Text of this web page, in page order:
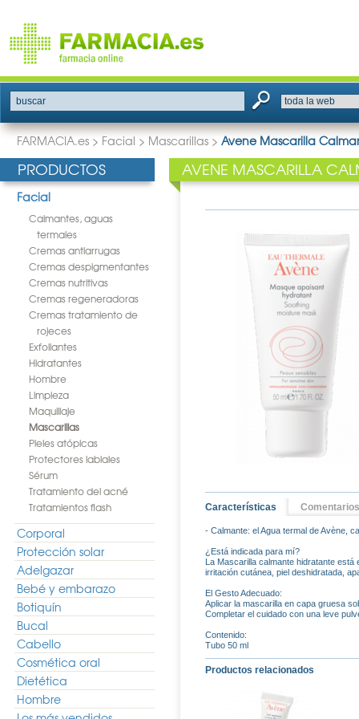
buscar
FARMACIA.es > Facial > Mascarillas > Avene Mascarilla
PRODUCTOS
Facial
Calmantes, aguas
termales
Cremas antiarrugas
Cremas despigmentantes
Cremas nutritivas
Cremas regeneradoras
Cremas tratamiento de
rojeces
Exfoliantes
Hidratantes
Hombre
Limpieza
Maquillaje
Mascarillas
Pieles atópicas
Protectores labiales
Sérum
Tratamiento del acné
Tratamientos flash
Corporal
Protección solar
Adelgazar
Bebé y embarazo
Botiquín
Bucal
Cabello
Cosmética oral
Dietética
Hombre
AVENE MASCARILLA
Características Comentarios
- Calmante: el Agua termal de Avène,
¿Está indicada para mí?
La Mascarilla calmante hidratante
irritación cutánea, piel deshidratada,
El Gesto Adecuado:
Aplicar la mascarilla en capa gruesa
Completar el cuidado con una leve
Contenido:
Tubo 50 ml
Productos relacionados